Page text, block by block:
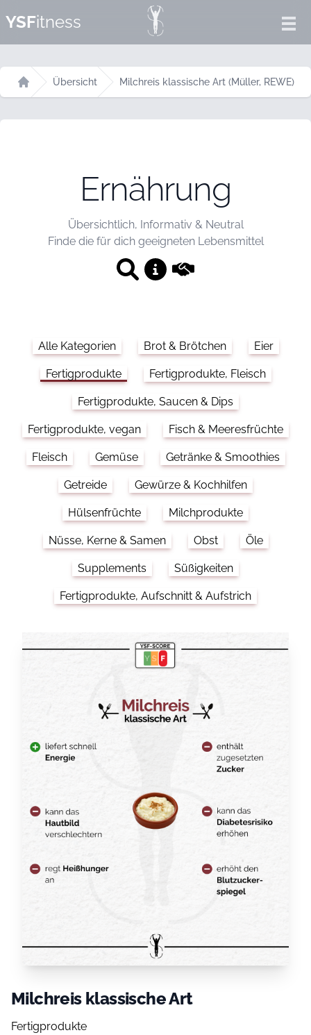
YSFitness
Startseite
Übersicht Milchreis klassische Art (Müller, REWE)
Ernährung
Übersichtlich, Informativ & Neutral
Finde die für dich geeigneten Lebensmittel
Alle Kategorien Brot & Brötchen Eier
Fertigprodukte Fertigprodukte, Fleisch
Fertigprodukte, Saucen & Dips
Fertigprodukte, vegan Fisch & Meeresfrüchte
Fleisch Gemüse Getränke & Smoothies
Getreide Gewürze & Kochhilfen
Hülsenfrüchte Milchprodukte
Nüsse, Kerne & Samen Obst Öle
Supplements Süßigkeiten
Fertigprodukte, Aufschnitt & Aufstrich
Milchreis klassische Art
Fertigprodukte